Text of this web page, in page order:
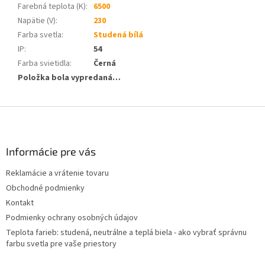
Farebná teplota (K): 6500
Napätie (V):
230
Farba svetla:
Studená bílá
IP:
54
Farba svietidla:
Černá
Položka bola vypredaná…
Informácie pre vás
Reklamácie a vrátenie tovaru
Obchodné podmienky
Kontakt
Podmienky ochrany osobných údajov
Teplota farieb: studená, neutrálne a teplá biela - ako vybrať správnu
farbu svetla pre vaše priestory